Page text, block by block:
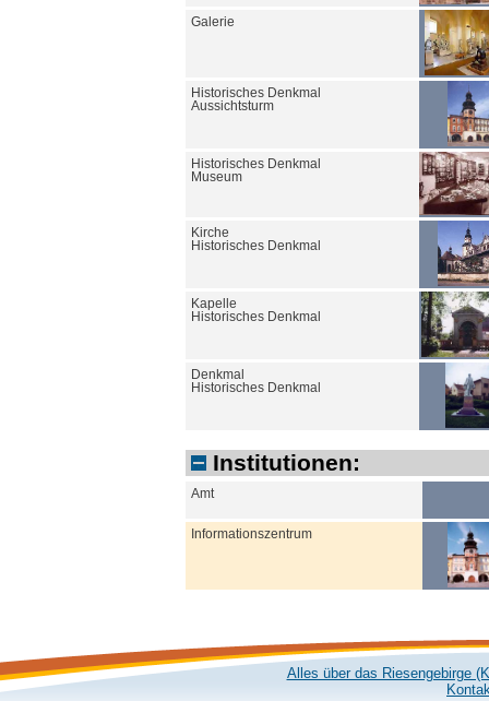
Galerie
Historisches Denkmal
Aussichtsturm
Historisches Denkmal
Museum
Kirche
Historisches Denkmal
Kapelle
Historisches Denkmal
Denkmal
Historisches Denkmal
Institutionen:
Amt
Informationszentrum
Alles über das Riesengebirge